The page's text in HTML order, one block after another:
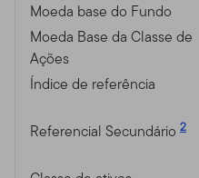
Moeda base do Fundo
Moeda Base da Classe de
Ações
Índice de referência
Referencial Secundário 2